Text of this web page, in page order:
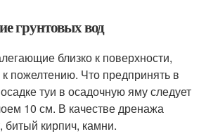
грунтовых вод
близко к поверхности,
к пожелтению. Что предпринять в
туи в осадочную яму следует
10 см. В качестве дренажа
битый кирпич, камни.